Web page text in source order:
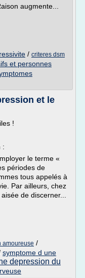
augmente...
/ criteres dsm
et personnes
et le
!
:
le terme «
périodes de
tous appelés à
Par ailleurs, chez
de discerner...
amoureuse /
symptome d une
depression du